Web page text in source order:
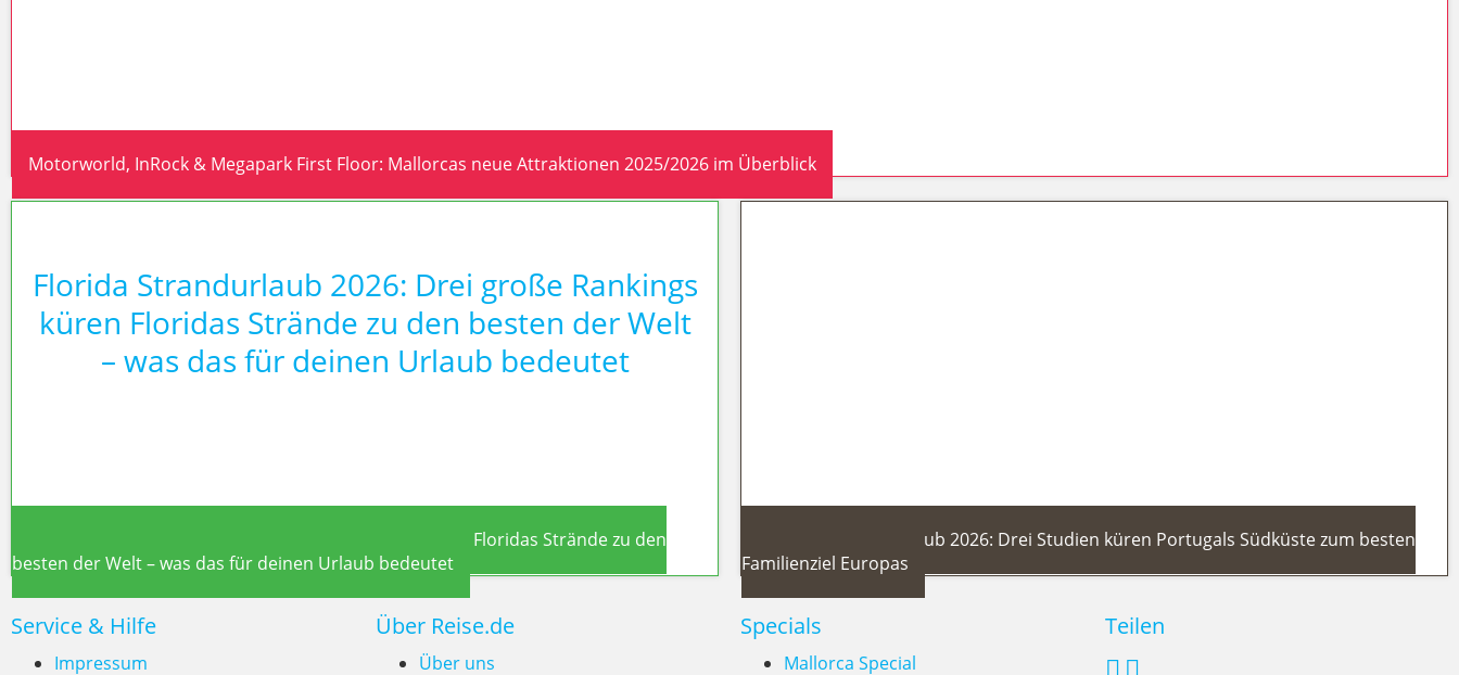
Motorworld, InRock & Megapark First Floor: Mallorcas neue Attraktionen 2025/2026 im Überblick
Florida Strandurlaub 2026: Drei große Rankings
küren Floridas Strände zu den besten der Welt
– was das für deinen Urlaub bedeutet
Florida Strandurlaub 2026: Drei große Rankings küren Floridas Strände zu den
besten der Welt – was das für deinen Urlaub bedeutet
Algarve Familienurlaub 2026: Drei Studien küren Portugals Südküste zum besten
Familienziel Europas
Service & Hilfe
Impressum
Über Reise.de
Über uns
Specials
Mallorca Special
Teilen